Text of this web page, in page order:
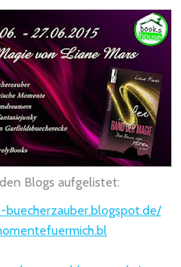
Blogs aufgelistet:
buecherzauber.blogspot.de/